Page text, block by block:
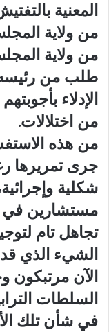
المعنية
من ولاية
من ولاية
طلب من رئيسه
الإدلاء
من اختلالات.
من هذه
جرى تمريرها
شكلية
مستشارين
تجاهل تام
الشيء الذي
الآن مرتبكون
السلطات
في شأن تلك